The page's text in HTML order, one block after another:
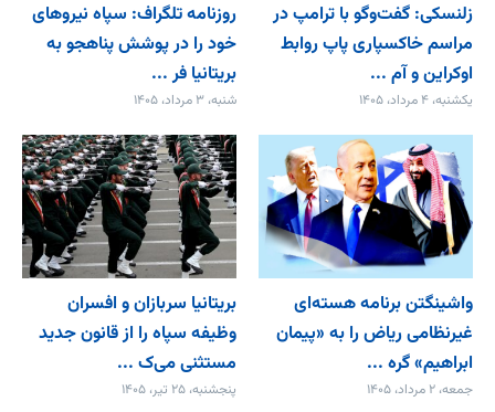
زلنسکی: گفت‌وگو با ترامپ در
مراسم خاکسپاری پاپ روابط
اوکراین و آم ...
یکشنبه، ۴ مرداد، ۱۴۰۵
روزنامه تلگراف: سپاه نیروهای
خود را در پوشش پناهجو به
بریتانیا فر ...
شنبه، ۳ مرداد، ۱۴۰۵
واشینگتن برنامه هسته‌ای
غیرنظامی ریاض را به «پیمان‌
ابراهیم» گره ...
جمعه، ۲ مرداد، ۱۴۰۵
بریتانیا سربازان و افسران
وظیفه سپاه را از قانون جدید
مستثنی می‌ک ...
پنجشنبه، ۲۵ تیر، ۱۴۰۵